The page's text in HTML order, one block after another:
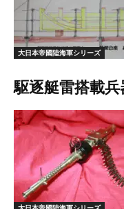
大日本帝國陸海軍シリーズ
駆逐艇雷搭載